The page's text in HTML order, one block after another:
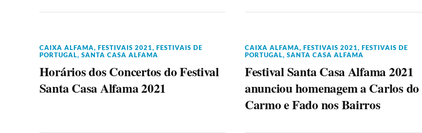
CAIXA ALFAMA, FESTIVAIS 2021, FESTIVAIS DE
PORTUGAL, SANTA CASA ALFAMA
Horários dos Concertos do Festival
Santa Casa Alfama 2021
CAIXA ALFAMA, FESTIVAIS 2021, FESTIVAIS DE
PORTUGAL, SANTA CASA ALFAMA
Festival Santa Casa Alfama 2021
anunciou homenagem a Carlos do
Carmo e Fado nos Bairros